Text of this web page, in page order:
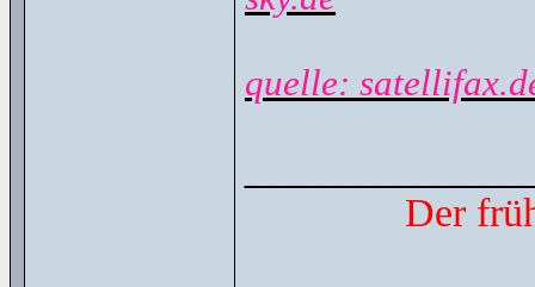
quelle:
Der